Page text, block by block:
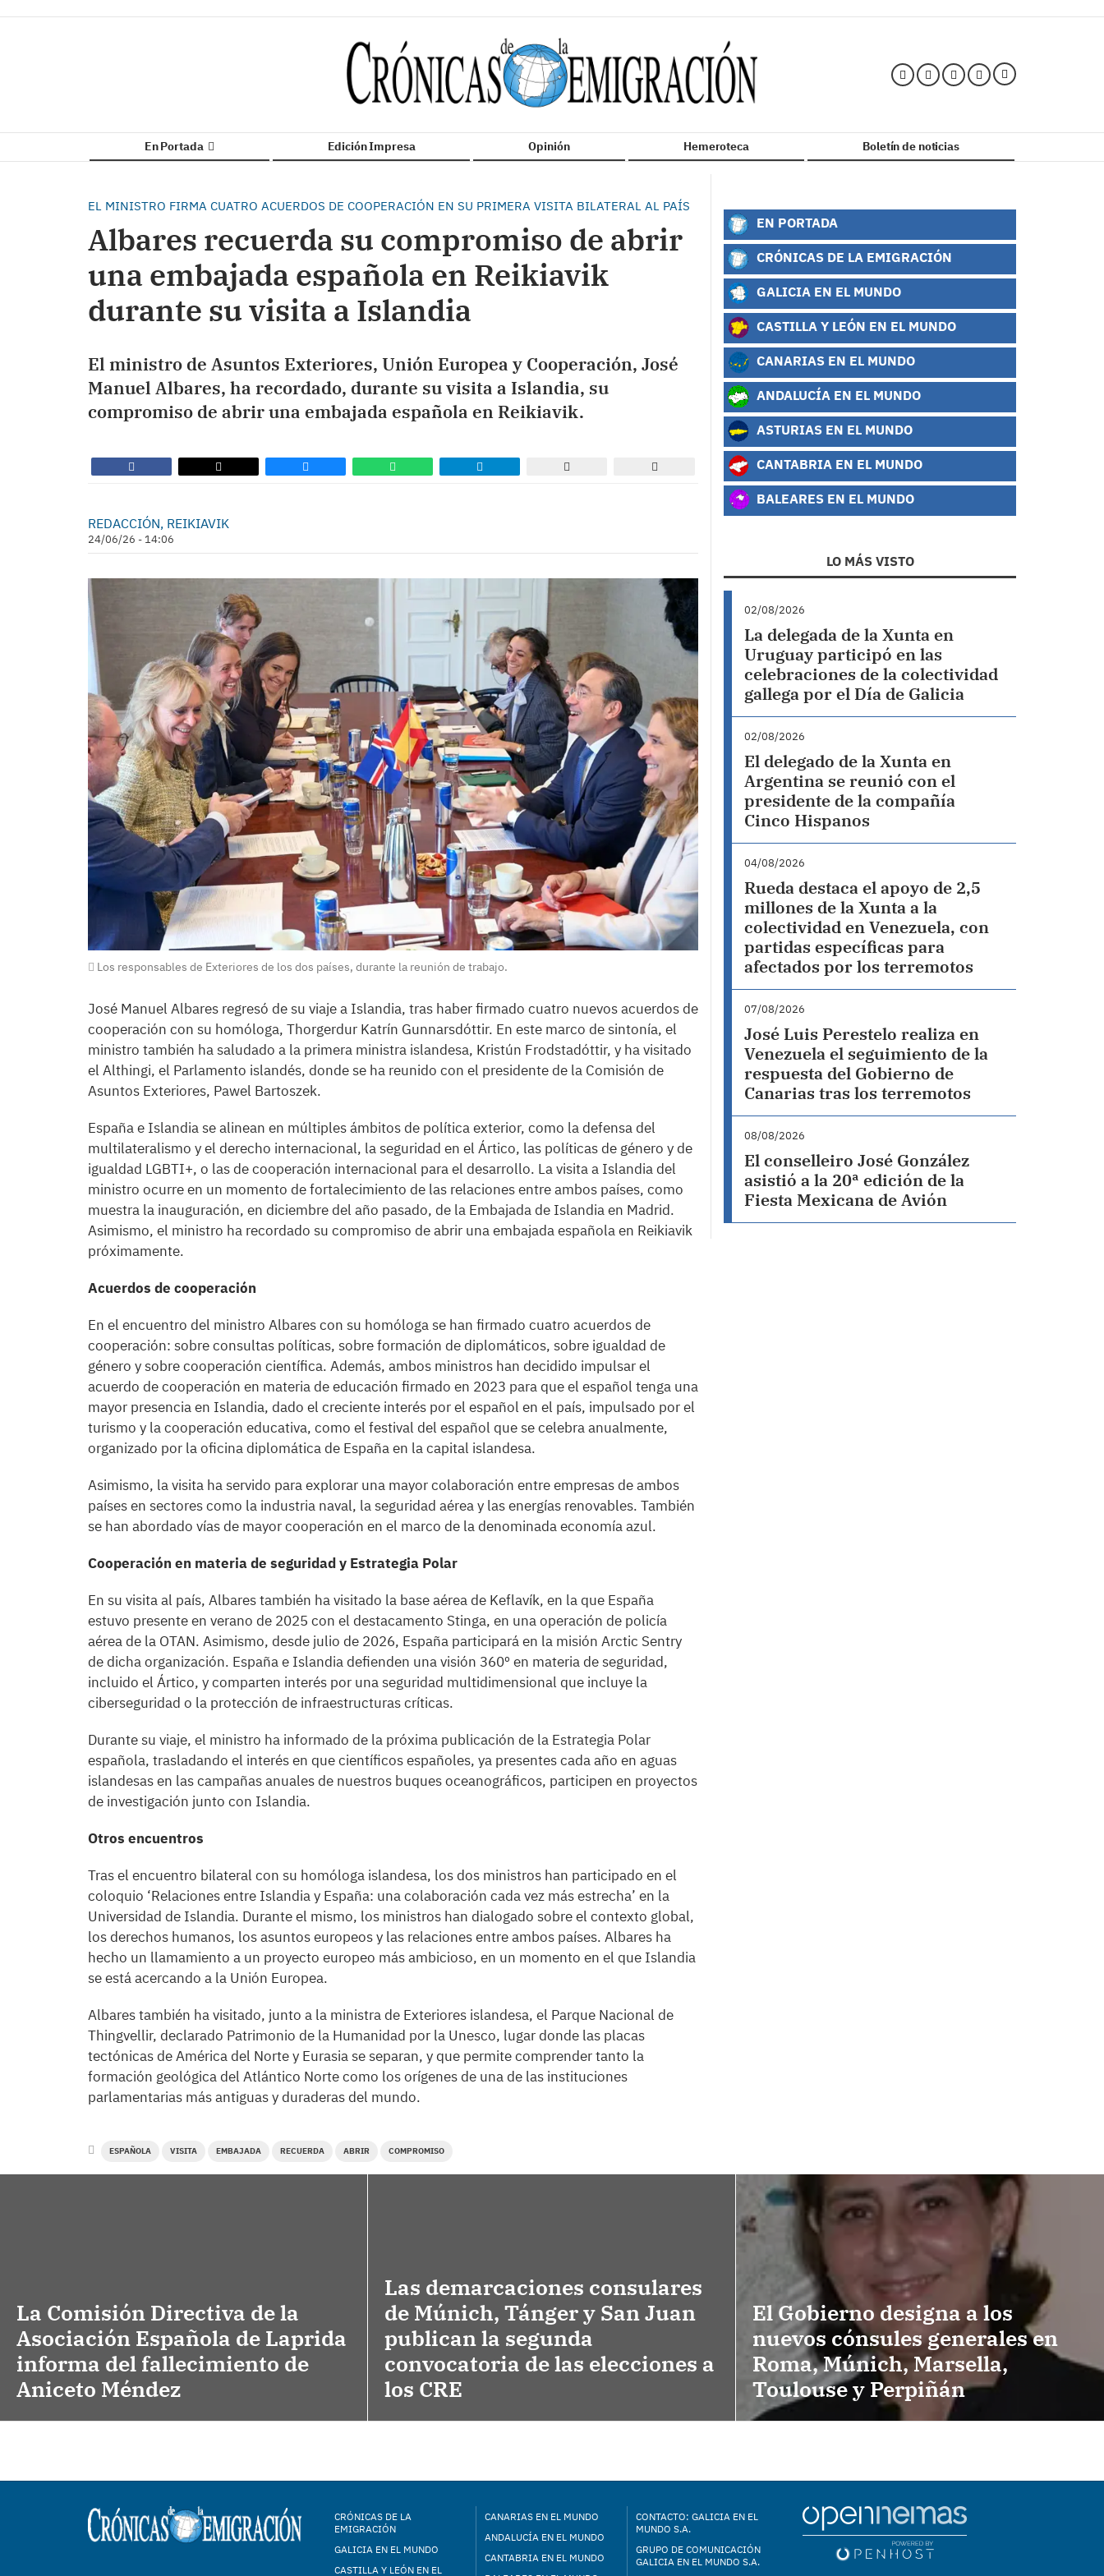
En Portada Edición Impresa Opinión Hemeroteca Boletín de noticias
EL MINISTRO FIRMA CUATRO ACUERDOS DE COOPERACIÓN EN SU PRIMERA VISITA BILATERAL AL PAÍS
Albares recuerda su compromiso de abrir
una embajada española en Reikiavik
durante su visita a Islandia
El ministro de Asuntos Exteriores, Unión Europea y Cooperación, José
Manuel Albares, ha recordado, durante su visita a Islandia, su
compromiso de abrir una embajada española en Reikiavik.
REDACCIÓN, REIKIAVIK
24/06/26 - 14:06
Los responsables de Exteriores de los dos países, durante la reunión de trabajo.
José Manuel Albares regresó de su viaje a Islandia, tras haber firmado cuatro nuevos acuerdos de
cooperación con su homóloga, Thorgerdur Katrín Gunnarsdóttir. En este marco de sintonía, el
ministro también ha saludado a la primera ministra islandesa, Kristún Frodstadóttir, y ha visitado
el Althingi, el Parlamento islandés, donde se ha reunido con el presidente de la Comisión de
Asuntos Exteriores, Pawel Bartoszek.
España e Islandia se alinean en múltiples ámbitos de política exterior, como la defensa del
multilateralismo y el derecho internacional, la seguridad en el Ártico, las políticas de género y de
igualdad LGBTI+, o las de cooperación internacional para el desarrollo. La visita a Islandia del
ministro ocurre en un momento de fortalecimiento de las relaciones entre ambos países, como
muestra la inauguración, en diciembre del año pasado, de la Embajada de Islandia en Madrid.
Asimismo, el ministro ha recordado su compromiso de abrir una embajada española en Reikiavik
próximamente.
Acuerdos de cooperación
En el encuentro del ministro Albares con su homóloga se han firmado cuatro acuerdos de
cooperación: sobre consultas políticas, sobre formación de diplomáticos, sobre igualdad de
género y sobre cooperación científica. Además, ambos ministros han decidido impulsar el
acuerdo de cooperación en materia de educación firmado en 2023 para que el español tenga una
mayor presencia en Islandia, dado el creciente interés por el español en el país, impulsado por el
turismo y la cooperación educativa, como el festival del español que se celebra anualmente,
organizado por la oficina diplomática de España en la capital islandesa.
Asimismo, la visita ha servido para explorar una mayor colaboración entre empresas de ambos
países en sectores como la industria naval, la seguridad aérea y las energías renovables. También
se han abordado vías de mayor cooperación en el marco de la denominada economía azul.
Cooperación en materia de seguridad y Estrategia Polar
En su visita al país, Albares también ha visitado la base aérea de Keflavík, en la que España
estuvo presente en verano de 2025 con el destacamento Stinga, en una operación de policía
aérea de la OTAN. Asimismo, desde julio de 2026, España participará en la misión Arctic Sentry
de dicha organización. España e Islandia defienden una visión 360º en materia de seguridad,
incluido el Ártico, y comparten interés por una seguridad multidimensional que incluye la
ciberseguridad o la protección de infraestructuras críticas.
Durante su viaje, el ministro ha informado de la próxima publicación de la Estrategia Polar
española, trasladando el interés en que científicos españoles, ya presentes cada año en aguas
islandesas en las campañas anuales de nuestros buques oceanográficos, participen en proyectos
de investigación junto con Islandia.
Otros encuentros
Tras el encuentro bilateral con su homóloga islandesa, los dos ministros han participado en el
coloquio ‘Relaciones entre Islandia y España: una colaboración cada vez más estrecha’ en la
Universidad de Islandia. Durante el mismo, los ministros han dialogado sobre el contexto global,
los derechos humanos, los asuntos europeos y las relaciones entre ambos países. Albares ha
hecho un llamamiento a un proyecto europeo más ambicioso, en un momento en el que Islandia
se está acercando a la Unión Europea.
Albares también ha visitado, junto a la ministra de Exteriores islandesa, el Parque Nacional de
Thingvellir, declarado Patrimonio de la Humanidad por la Unesco, lugar donde las placas
tectónicas de América del Norte y Eurasia se separan, y que permite comprender tanto la
formación geológica del Atlántico Norte como los orígenes de una de las instituciones
parlamentarias más antiguas y duraderas del mundo.
ESPAÑOLA VISITA EMBAJADA RECUERDA ABRIR COMPROMISO
EN PORTADA
CRÓNICAS DE LA EMIGRACIÓN
GALICIA EN EL MUNDO
CASTILLA Y LEÓN EN EL MUNDO
CANARIAS EN EL MUNDO
ANDALUCÍA EN EL MUNDO
ASTURIAS EN EL MUNDO
CANTABRIA EN EL MUNDO
BALEARES EN EL MUNDO
LO MÁS VISTO
02/08/2026
La delegada de la Xunta en
Uruguay participó en las
celebraciones de la colectividad
gallega por el Día de Galicia
02/08/2026
El delegado de la Xunta en
Argentina se reunió con el
presidente de la compañía
Cinco Hispanos
04/08/2026
Rueda destaca el apoyo de 2,5
millones de la Xunta a la
colectividad en Venezuela, con
partidas específicas para
afectados por los terremotos
07/08/2026
José Luis Perestelo realiza en
Venezuela el seguimiento de la
respuesta del Gobierno de
Canarias tras los terremotos
08/08/2026
El conselleiro José González
asistió a la 20ª edición de la
Fiesta Mexicana de Avión
La Comisión Directiva de la
Asociación Española de Laprida
informa del fallecimiento de
Aniceto Méndez
Las demarcaciones consulares
de Múnich, Tánger y San Juan
publican la segunda
convocatoria de las elecciones a
los CRE
El Gobierno designa a los
nuevos cónsules generales en
Roma, Múnich, Marsella,
Toulouse y Perpiñán
CRÓNICAS DE LA
EMIGRACIÓN
GALICIA EN EL MUNDO
CASTILLA Y LEÓN EN EL
CANARIAS EN EL MUNDO
ANDALUCÍA EN EL MUNDO
CANTABRIA EN EL MUNDO
CONTACTO: GALICIA EN EL
MUNDO S.A.
GRUPO DE COMUNICACIÓN
GALICIA EN EL MUNDO S.A.